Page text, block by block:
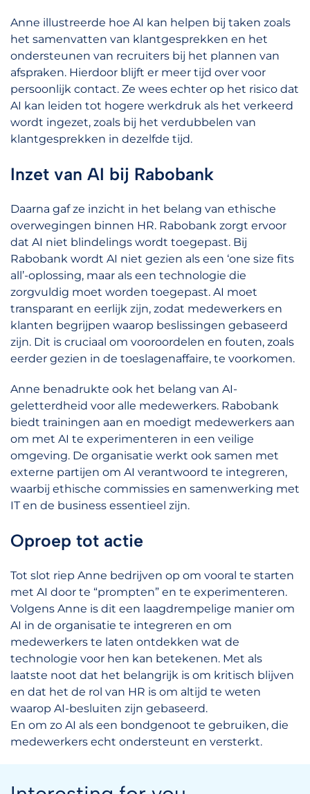
Anne illustreerde hoe AI kan helpen bij taken zoals
het samenvatten van klantgesprekken en het
ondersteunen van recruiters bij het plannen van
afspraken. Hierdoor blijft er meer tijd over voor
persoonlijk contact. Ze wees echter op het risico dat
AI kan leiden tot hogere werkdruk als het verkeerd
wordt ingezet, zoals bij het verdubbelen van
klantgesprekken in dezelfde tijd.
Inzet van AI bij Rabobank
Daarna gaf ze inzicht in het belang van ethische
overwegingen binnen HR. Rabobank zorgt ervoor
dat AI niet blindelings wordt toegepast. Bij
Rabobank wordt AI niet gezien als een ‘one size fits
all’-oplossing, maar als een technologie die
zorgvuldig moet worden toegepast. AI moet
transparant en eerlijk zijn, zodat medewerkers en
klanten begrijpen waarop beslissingen gebaseerd
zijn. Dit is cruciaal om vooroordelen en fouten, zoals
eerder gezien in de toeslagenaffaire, te voorkomen.
Anne benadrukte ook het belang van AI-
geletterdheid voor alle medewerkers. Rabobank
biedt trainingen aan en moedigt medewerkers aan
om met AI te experimenteren in een veilige
omgeving. De organisatie werkt ook samen met
externe partijen om AI verantwoord te integreren,
waarbij ethische commissies en samenwerking met
IT en de business essentieel zijn.
Oproep tot actie
Tot slot riep Anne bedrijven op om vooral te starten
met AI door te “prompten” en te experimenteren.
Volgens Anne is dit een laagdrempelige manier om
AI in de organisatie te integreren en om
medewerkers te laten ontdekken wat de
technologie voor hen kan betekenen. Met als
laatste noot dat het belangrijk is om kritisch blijven
en dat het de rol van HR is om altijd te weten
waarop AI-besluiten zijn gebaseerd.
En om zo AI als een bondgenoot te gebruiken, die
medewerkers echt ondersteunt en versterkt.